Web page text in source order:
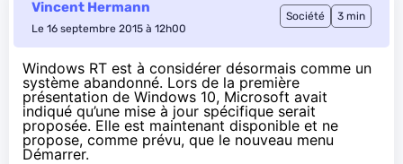
Vincent Hermann
Le 16 septembre 2015 à 12h00
Société 3 min
Windows RT est à considérer désormais comme un
système abandonné. Lors de la première
présentation de Windows 10, Microsoft avait
indiqué qu’une mise à jour spécifique serait
proposée. Elle est maintenant disponible et ne
propose, comme prévu, que le nouveau menu
Démarrer.